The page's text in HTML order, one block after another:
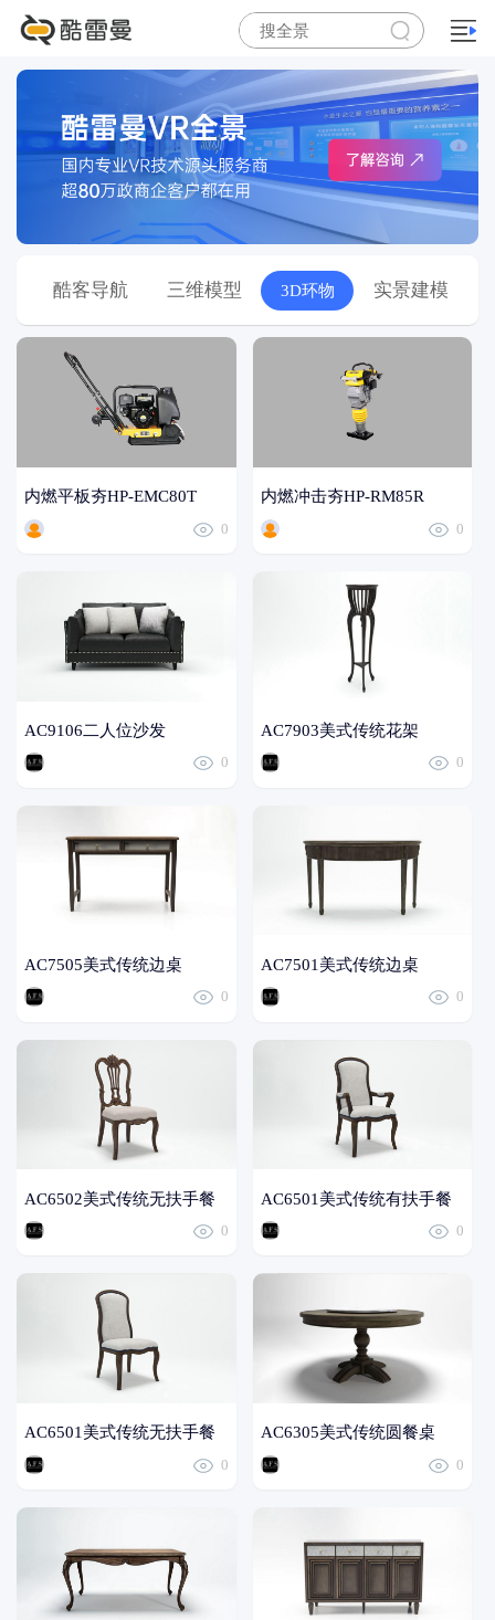
酷客导航 三维模型 3D环物 实景建模
内燃平板夯HP-EMC80T
0
AC9106二人位沙发
0
AC7505美式传统边桌
0
AC6502美式传统无扶手餐
椅
0
AC6501美式传统无扶手餐
椅
0
内燃冲击夯HP-RM85R
0
AC7903美式传统花架
0
AC7501美式传统边桌
0
AC6501美式传统有扶手餐
椅
0
AC6305美式传统圆餐桌
0